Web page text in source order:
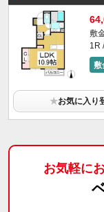
敷
1R
敷
★お気に入り
お気軽に